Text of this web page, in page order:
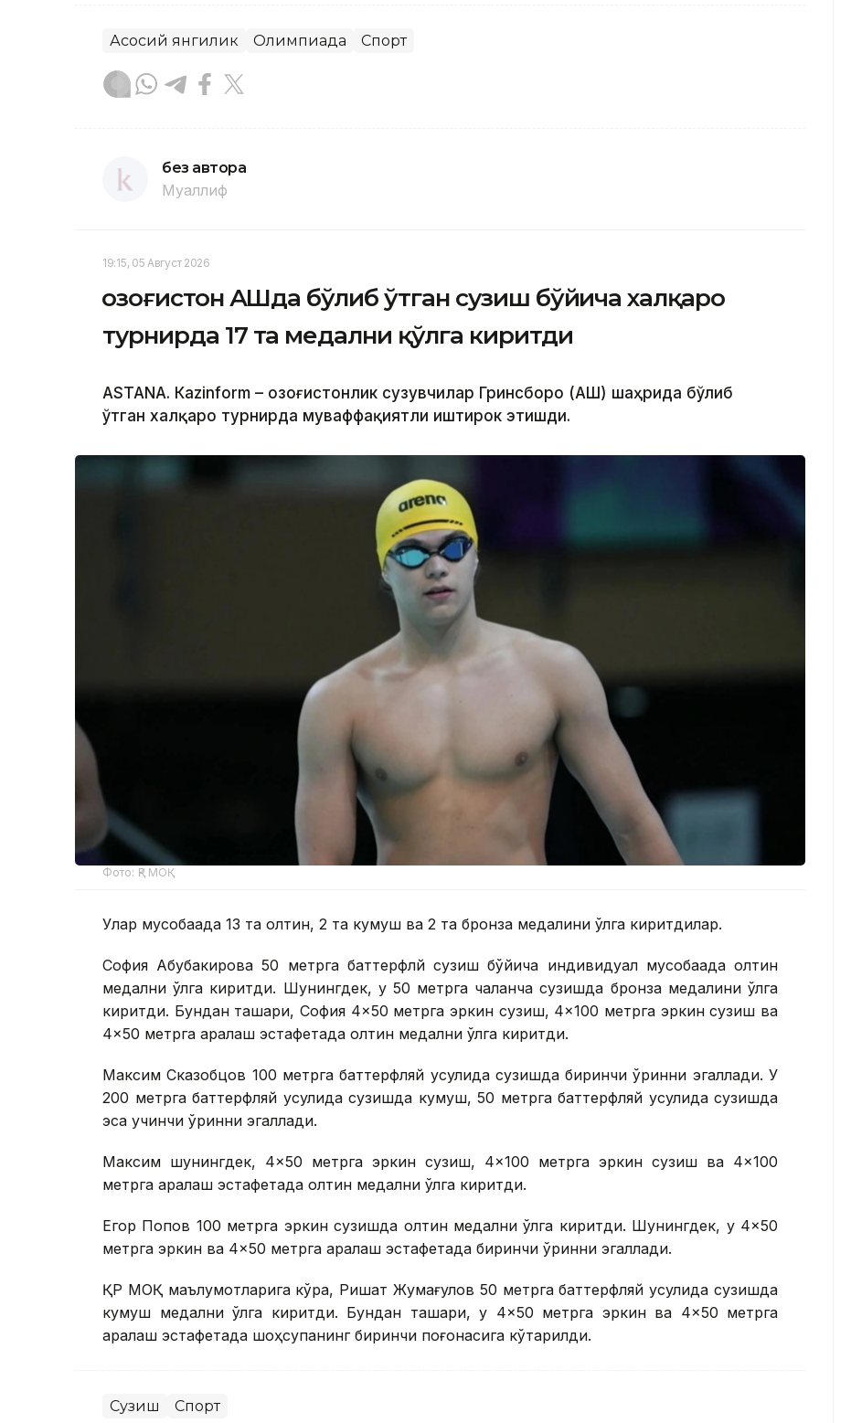
Асосий янгилик Олимпиада Спорт
без автора
Муаллиф
19:15, 05 Август 2026
Қозоғистон АҚШда бўлиб ўтган сузиш бўйича халқаро
турнирда 17 та медални қўлга киритди
ASTANА. Кazinform – Қозоғистонлик сузувчилар Гринсборо (АҚШ) шаҳрида бўлиб
ўтган халқаро турнирда муваффақиятли иштирок этишди.
Фото: ҚР МОҚ
Улар мусобақада 13 та олтин, 2 та кумуш ва 2 та бронза медалини қўлга киритдилар.
София Абубакирова 50 метрга баттерфлй сузиш бўйича индивидуал мусобақада олтин
медални қўлга киритди. Шунингдек, у 50 метрга чалқанча сузишда бронза медалини қўлга
киритди. Бундан ташқари, София 4×50 метрга эркин сузиш, 4×100 метрга эркин сузиш ва
4×50 метрга аралаш эстафетада олтин медални қўлга киритди.
Максим Сказобцов 100 метрга баттерфляй усулида сузишда биринчи ўринни эгаллади. У
200 метрга баттерфляй усулида сузишда кумуш, 50 метрга баттерфляй усулида сузишда
эса учинчи ўринни эгаллади.
Максим шунингдек, 4×50 метрга эркин сузиш, 4×100 метрга эркин сузиш ва 4×100
метрга аралаш эстафетада олтин медални қўлга киритди.
Егор Попов 100 метрга эркин сузишда олтин медални қўлга киритди. Шунингдек, у 4×50
метрга эркин ва 4×50 метрга аралаш эстафетада биринчи ўринни эгаллади.
ҚР МОҚ маълумотларига кўра, Ришат Жумағулов 50 метрга баттерфляй усулида сузишда
кумуш медални қўлга киритди. Бундан ташқари, у 4×50 метрга эркин ва 4×50 метрга
аралаш эстафетада шоҳсупанинг биринчи поғонасига кўтарилди.
Сузиш Спорт